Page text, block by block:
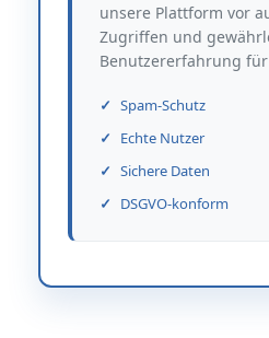
unsere Plattform vor
Zugriffen und
Benutzererfahrung
Spam-Schutz
Echte Nutzer
Sichere Daten
DSGVO-konform